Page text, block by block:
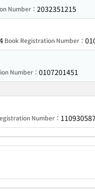
Number： 2032351215
Book Registration Number：
Number： 0107201451
Number： 110930587